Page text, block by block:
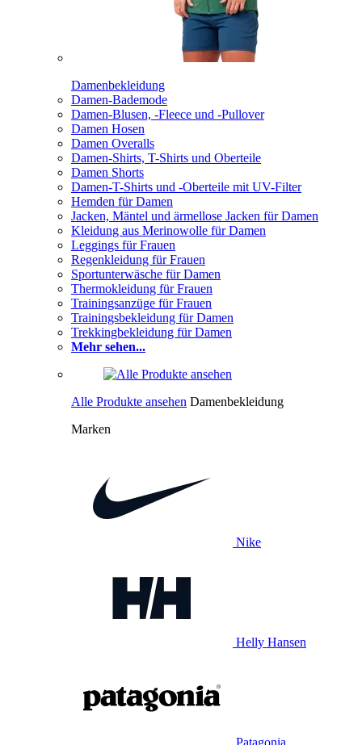
Damenbekleidung
Damen-Bademode
Damen-Blusen, -Fleece und -Pullover
Damen Hosen
Damen Overalls
Damen-Shirts, T-Shirts und Oberteile
Damen Shorts
Damen-T-Shirts und -Oberteile mit UV-Filter
Hemden für Damen
Jacken, Mäntel und ärmellose Jacken für Damen
Kleidung aus Merinowolle für Damen
Leggings für Frauen
Regenkleidung für Frauen
Sportunterwäsche für Damen
Thermokleidung für Frauen
Trainingsanzüge für Frauen
Trainingsbekleidung für Damen
Trekkingbekleidung für Damen
Mehr sehen...
Alle Produkte ansehen Damenbekleidung
Marken
Nike
Helly Hansen
Patagonia